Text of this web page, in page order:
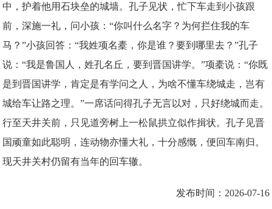
中，护着他用石块垒的城墙。孔子见状，忙下车走到小孩跟
前，深施一礼，问小孩：“你叫什么名字？为何拦住我的车
马？”小孩回答：“我姓项名橐，你是谁？要到哪里去？”孔子
说：“我是鲁国人，姓孔名丘，要到晋国讲学。”项橐说：“你既
是到晋国讲学，肯定是有学问之人，为啥不懂车绕城走，岂有
城给车让路之理。”一席话问得孔子无言以对，只好绕城而走。
行至天井关前，只见道旁树上一松鼠拱立似作揖状。孔子见晋
国顽童如此聪明，连动物亦懂大礼，十分感慨，便回车南归。
现天井关村仍留有当年的回车辙。
发布时间：2026-07-16